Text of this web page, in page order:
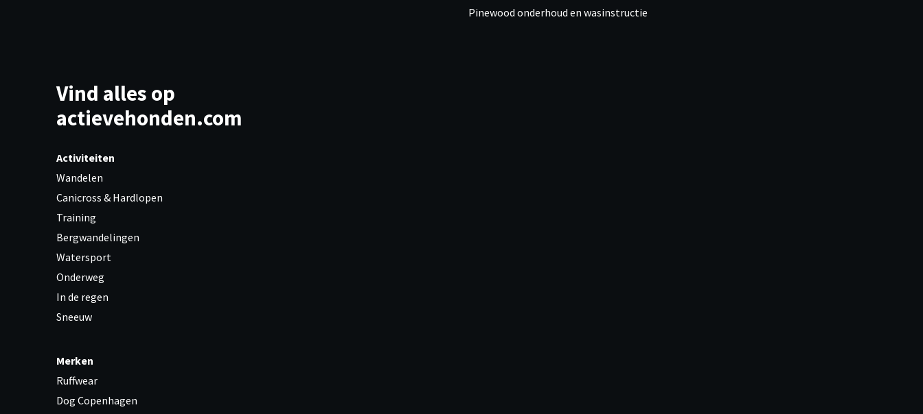
Pinewood onderhoud en wasinstructie
Vind alles op
actievehonden.com
Activiteiten
Wandelen
Canicross & Hardlopen
Training
Bergwandelingen
Watersport
Onderweg
In de regen
Sneeuw
Merken
Ruffwear
Dog Copenhagen